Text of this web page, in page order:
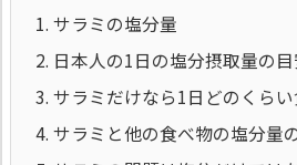
1. サラミの塩分量
2. 日本人の1日の塩分摂取量の
3. サラミだけなら1日どのくら
4. サラミと他の食べ物の塩分量